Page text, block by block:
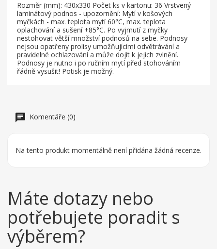
Rozměr (mm): 430x330 Počet ks v kartonu: 36 Vrstvený
laminátový podnos - upozornění: Mytí v košových
myčkách - max. teplota mytí 60°C, max. teplota
oplachování a sušení +85°C. Po vyjmutí z myčky
nestohovat větší množství podnosů na sebe. Podnosy
nejsou opatřeny prolisy umožňujícími odvětrávání a
pravidelné ochlazování a může dojít k jejich zvlnění.
Podnosy je nutno i po ručním mytí před stohováním
řádně vysušit! Potisk je možný.
Komentáře (0)
Na tento produkt momentálně není přidána žádná recenze.
Máte dotazy nebo
potřebujete poradit s
výběrem?